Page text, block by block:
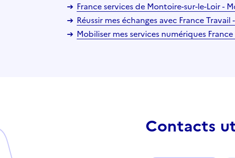
France services de Montoire-sur-le-Loir -
Réussir mes échanges avec France
Mobiliser mes services numériques
Contacts